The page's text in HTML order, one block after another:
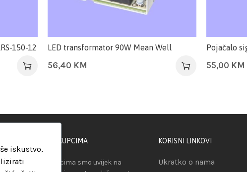
150-12 LED transformator 90W Mean Well
56,40 KM
Pojačalo
55,00 KM
PODRŠKA KUPCIMA
Našim kupcima smo uvijek na
KORISNI LINKOVI
Ukratko o nama
iskustvo,